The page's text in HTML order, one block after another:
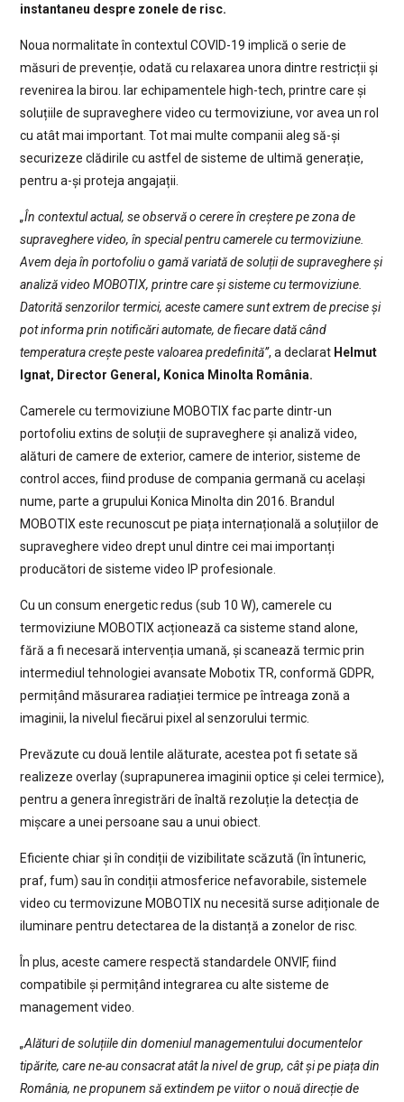
instantaneu despre zonele de risc.
Noua normalitate în contextul COVID-19 implică o serie de
măsuri de prevenție, odată cu relaxarea unora dintre restricții și
revenirea la birou. Iar echipamentele high-tech, printre care și
soluțiile de supraveghere video cu termoviziune, vor avea un rol
cu atât mai important. Tot mai multe companii aleg să-și
securizeze clădirile cu astfel de sisteme de ultimă generație,
pentru a-și proteja angajații.
„În contextul actual, se observă o cerere în creștere pe zona de
supraveghere video, în special pentru camerele cu termoviziune.
Avem deja în portofoliu o gamă variată de soluții de supraveghere și
analiză video MOBOTIX, printre care și sisteme cu termoviziune.
Datorită senzorilor termici, aceste camere sunt extrem de precise și
pot informa prin notificări automate, de fiecare dată când
temperatura crește peste valoarea predefinită”, a declarat Helmut
Ignat, Director General, Konica Minolta România.
Camerele cu termoviziune MOBOTIX fac parte dintr-un
portofoliu extins de soluții de supraveghere și analiză video,
alături de camere de exterior, camere de interior, sisteme de
control acces, fiind produse de compania germană cu același
nume, parte a grupului Konica Minolta din 2016. Brandul
MOBOTIX este recunoscut pe piața internațională a soluțiilor de
supraveghere video drept unul dintre cei mai importanți
producători de sisteme video IP profesionale.
Cu un consum energetic redus (sub 10 W), camerele cu
termoviziune MOBOTIX acționează ca sisteme stand alone,
fără a fi necesară intervenția umană, și scanează termic prin
intermediul tehnologiei avansate Mobotix TR, conformă GDPR,
permițând măsurarea radiației termice pe întreaga zonă a
imaginii, la nivelul fiecărui pixel al senzorului termic.
Prevăzute cu două lentile alăturate, acestea pot fi setate să
realizeze overlay (suprapunerea imaginii optice și celei termice),
pentru a genera înregistrări de înaltă rezoluție la detecția de
mișcare a unei persoane sau a unui obiect.
Eficiente chiar și în condiții de vizibilitate scăzută (în întuneric,
praf, fum) sau în condiții atmosferice nefavorabile, sistemele
video cu termovizune MOBOTIX nu necesită surse adiționale de
iluminare pentru detectarea de la distanță a zonelor de risc.
În plus, aceste camere respectă standardele ONVIF, fiind
compatibile și permițând integrarea cu alte sisteme de
management video.
„Alături de soluțiile din domeniul managementului documentelor
tipărite, care ne-au consacrat atât la nivel de grup, cât și pe piața din
România, ne propunem să extindem pe viitor o nouă direcție de